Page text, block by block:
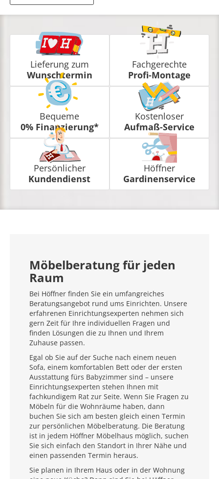
Lieferung zum
Wunschtermin
Fachgerechte
Profi-Montage
Bequeme
0% Finanzierung*
Kostenloser
Aufmaß-Service
Persönlicher
Kundendienst
Höffner
Gardinenservice
Möbelberatung für jeden
Raum
Bei Höffner finden Sie ein umfangreiches
Beratungsangebot rund ums Einrichten. Unsere
erfahrenen Einrichtungsexperten nehmen sich
gern Zeit für Ihre individuellen Fragen und
finden Lösungen die zu Ihnen und Ihrem
Zuhause passen.
Egal ob Sie auf der Suche nach einem neuen
Sofa, einem komfortablen Bett oder der ersten
Ausstattung fürs Babyzimmer sind – unsere
Einrichtungsexperten stehen Ihnen mit
fachkundigem Rat zur Seite. Wenn Sie Fragen zu
Möbeln für die Wohnräume haben, dann
buchen Sie sich am besten gleich einen Termin
zur persönlichen Möbelberatung. Die Beratung
ist in jedem Höffner Möbelhaus möglich, suchen
Sie sich einfach den Standort in Ihrer Nähe und
einen passenden Termin heraus.
Sie planen in Ihrem Haus oder in der Wohnung